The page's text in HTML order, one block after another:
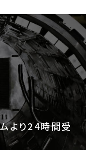
より24時間受